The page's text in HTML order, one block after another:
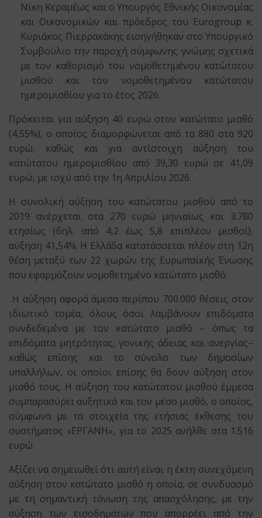
Νίκη Κεραμέως και ο Υπουργός Εθνικής Οικονομίας
και Οικονομικών και πρόεδρος του Eurogroup κ.
Κυριάκος Πιερρακάκης εισηγήθηκαν στο Υπουργικό
Συμβούλιο την παροχή σύμφωνης γνώμης σχετικά
με τον καθορισμό του νομοθετημένου κατώτατου
μισθού και του νομοθετημένου κατώτατου
ημερομισθίου για το έτος 2026.
Πρόκειται για αύξηση 40 ευρώ στον κατώτατο μισθό
(4,55%), ο οποίος διαμορφώνεται από τα 880 στα 920
ευρώ, καθώς και για αντίστοιχη αύξηση του
κατώτατου ημερομισθίου από 39,30 ευρώ σε 41,09
ευρώ, με ισχύ από την 1η Απριλίου 2026.
Η συνολική αύξηση του κατώτατου μισθού από το
2019 ανέρχεται στα 270 ευρώ μηνιαίως και 3.780
ετησίως (δηλ. από 4,2 έως 5,8 επιπλέον μισθοί),
αύξηση 41,54%. Η Ελλάδα κατατάσσεται πλέον στη 12η
θέση μεταξύ των 22 χωρών της Ευρωπαϊκής Ένωσης
που εφαρμόζουν νομοθετημένο κατώτατο μισθό.
Η αύξηση αφορά άμεσα περίπου 700.000 θέσεις στον
ιδιωτικό τομέα, όλους όσοι λαμβάνουν επιδόματα
συνδεδεμένα με τον κατώτατο μισθό – όπως τα
επιδόματα μητρότητας, γονικής άδειας και ανεργίας–
καθώς επίσης και το σύνολο των δημοσίων
υπαλλήλων, οι οποίοι επίσης θα δουν αύξηση στον
μισθό τους. Η αύξηση του κατώτατου μισθού έμμεσα
συμπαρασύρει αυξητικά και τον μέσο μισθό, ο οποίος,
σύμφωνα με τα στοιχεία της ετήσιας έκθεσης του
συστήματος «ΕΡΓΑΝΗ», για το 2025 ανήλθε στα 1.516
ευρώ.
Αξίζει να σημειωθεί ότι αυτή είναι η έκτη συνεχόμενη
αύξηση στον κατώτατο μισθό η οποία, σε συνδυασμό
με τη σημαντική τόνωση της απασχόλησης, με την
αύξηση των εισοδημάτων που απορρέει από την